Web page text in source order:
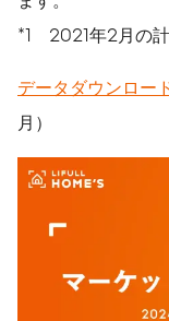
*1 2021年2月の計
データダウンロー
月）